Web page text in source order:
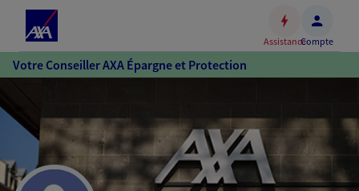
Accéder
au
Accéder
au
pied
de
AssistanceCompte
Votre Conseiller AXA Épargne et Protection